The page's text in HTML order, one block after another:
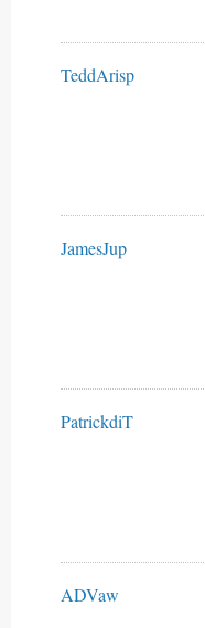
TeddArisp
JamesJup
PatrickdiT
ADVaw